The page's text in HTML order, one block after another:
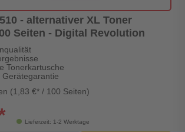
- alternativer XL Toner
Seiten - Digital Revolution
Tonerkartusche
Gerätegarantie
(1,83 €* / 100 Seiten)
Lieferzeit: 1-2 Werktage